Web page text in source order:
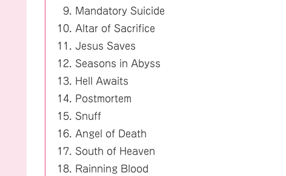
Mandatory Suicide
Altar of Sacrifice
Jesus Saves
Seasons in Abyss
Hell Awaits
Postmortem
Snuff
Angel of Death
South of Heaven
Rainning Blood